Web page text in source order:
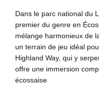
Dans le parc national du
premier du genre en
mélange harmonieux de
un terrain de jeu idéal
Highland Way, qui y
offre une immersion
écossaise